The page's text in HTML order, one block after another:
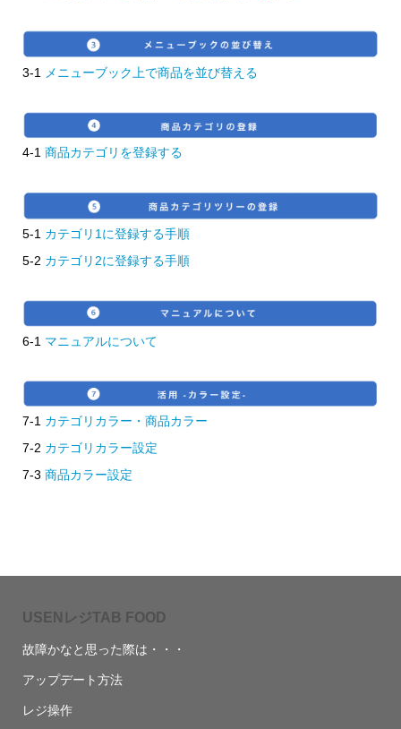
3-1 メニューブック上で商品を並び替える
4-1 商品カテゴリを登録する
5-1 カテゴリ1に登録する手順
5-2 カテゴリ2に登録する手順
6-1 マニュアルについて
7-1 カテゴリカラー・商品カラー
7-2 カテゴリカラー設定
7-3 商品カラー設定
USENレジTAB FOOD
故障かなと思った際は・・・
アップデート方法
レジ操作